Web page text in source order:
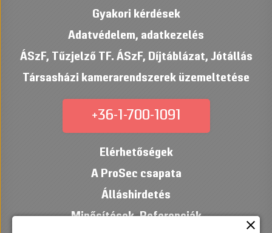
Gyakori kérdések
Adatvédelem, adatkezelés
ÁSzF, Tűzjelző TF. ÁSzF, Díjtáblázat, Jótállás
Társasházi kamerarendszerek üzemeltetése
+36-1-700-1091
Elérhetőségek
A ProSec csapata
Álláshirdetés
Minősítések,Referenciák
close